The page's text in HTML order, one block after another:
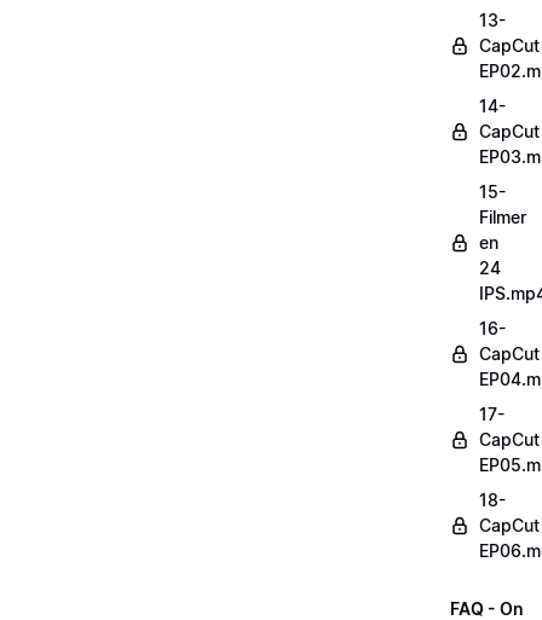
13-
CapCut
14-
CapCut
15-
Filmer
en
24
16-
CapCut
17-
CapCut
18-
CapCut
FAQ - On